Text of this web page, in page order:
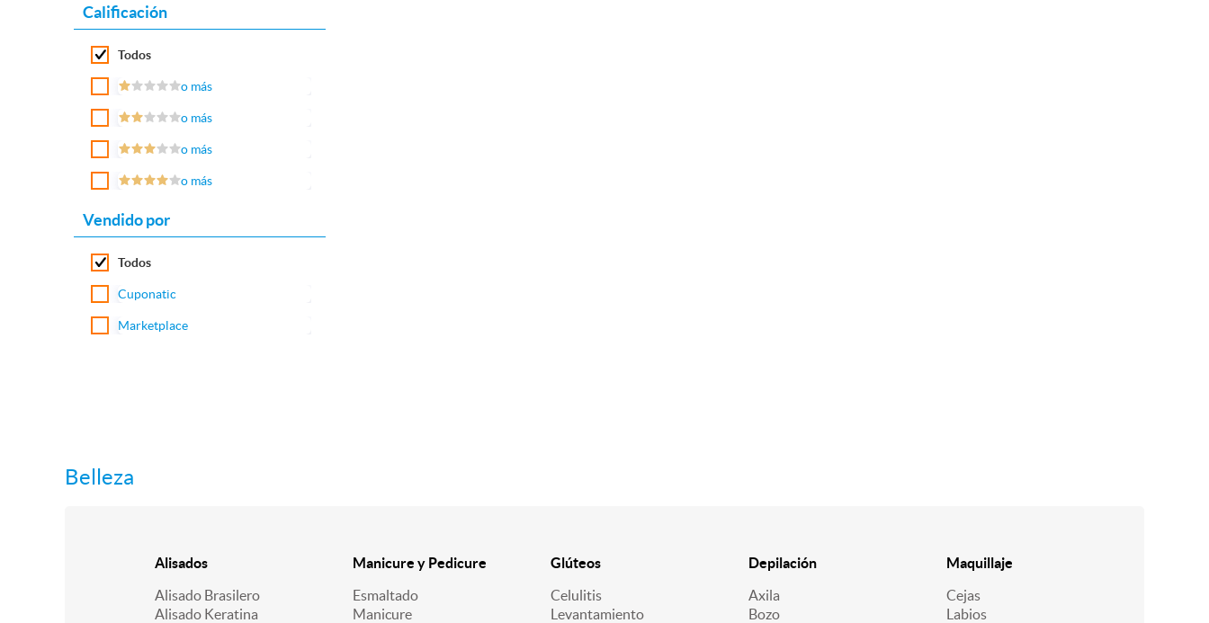
Calificación
Todos
o más
o más
o más
o más
Vendido por
Todos
Cuponatic
Marketplace
Belleza
Alisados
Alisado Brasilero
Alisado Keratina
Manicure y Pedicure
Esmaltado
Manicure
Glúteos
Celulitis
Levantamiento
Depilación
Axila
Bozo
Maquillaje
Cejas
Labios